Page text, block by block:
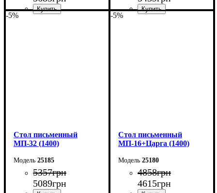
-5%
Cтол письменный
МП-32 (1400)
25185
5357грн
5089грн
-5%
Cтол письменный
МП-16+Царга (1400)
25180
4858грн
4615грн